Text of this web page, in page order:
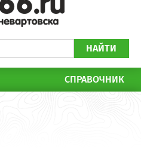
НАЙТИ
СПРАВОЧНИК